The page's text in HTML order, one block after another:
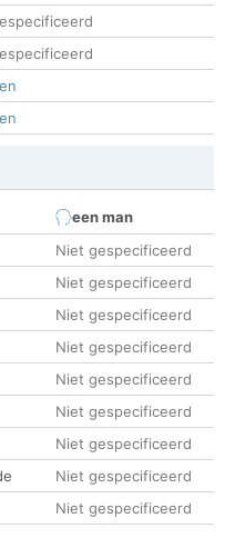
een man
Niet gespecificeerd
Niet gespecificeerd
Niet gespecificeerd
Niet gespecificeerd
Niet gespecificeerd
Niet gespecificeerd
Niet gespecificeerd
Niet gespecificeerd
Niet gespecificeerd